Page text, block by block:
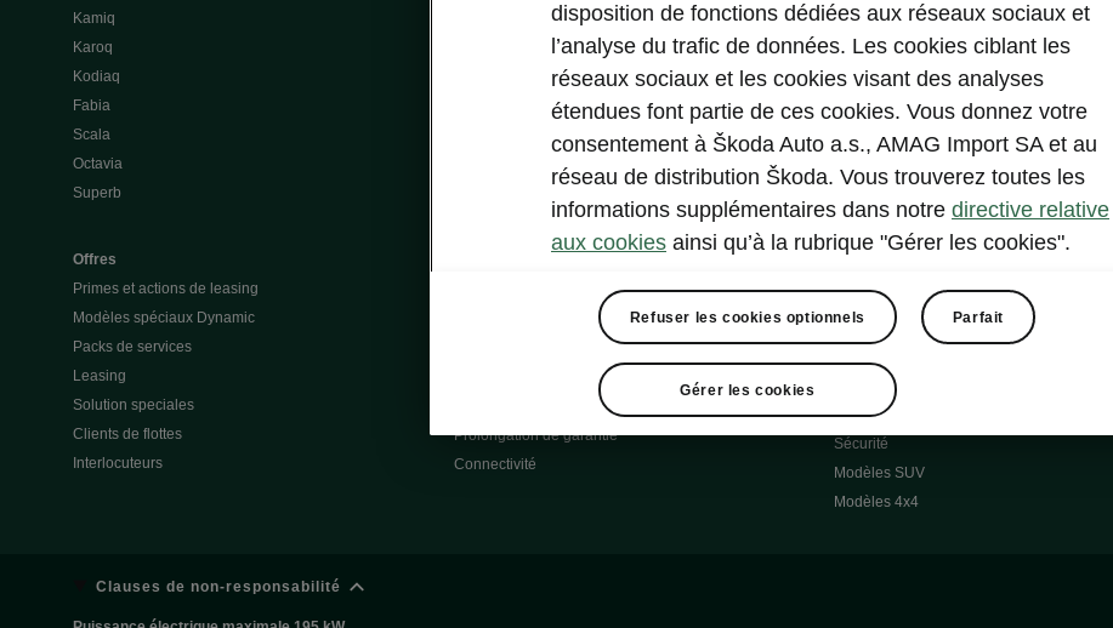
Kamiq
Karoq
Kodiaq
Fabia
Scala
Octavia
Superb
Offres
Primes et actions de leasing
Modèles spéciaux Dynamic
Packs de services
Leasing
Solution speciales
Clients de flottes
Interlocuteurs
3.7 Mise à jour logicielle
Recharge publique
Recharger à domicile
Batterie et autonomie
Questions & Réponses
Service & accessoires
Prolongation de garantie
Connectivité
MyŠkoda App
3G Sunset
Liste de disponibilité
Catalogues d’accessoires d’origine
Roues d'Hiver
Škoda Pièces d'origine
Škoda Lifestyle
Occasions
Škoda Occasion Plus
À notre sujet
Sécurité
Modèles SUV
Modèles 4x4
Clauses de non-responsabilité
disposition de fonctions dédiées aux réseaux sociaux et
l’analyse du trafic de données. Les cookies ciblant les
réseaux sociaux et les cookies visant des analyses
étendues font partie de ces cookies. Vous donnez votre
consentement à Škoda Auto a.s., AMAG Import SA et au
réseau de distribution Škoda. Vous trouverez toutes les
informations supplémentaires dans notre directive relative
aux cookies ainsi qu’à la rubrique "Gérer les cookies".
Refuser les cookies optionnels Parfait
Gérer les cookies